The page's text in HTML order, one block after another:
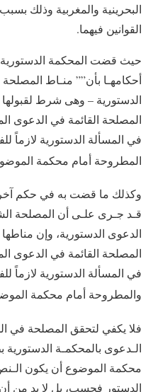
البحرينية والمغربية وذلك
القوانين فيهما.
حيث قضت المحكمة الدستورية
أحكامهـا بأن”” منـاط
الدستورية – وهى شرط لقبولها
المصلحة القائمة في الدعوى
في المسألة الدستورية لازماً
المطروحة أمام محكمة
وكذلك ما قضت به في حكم آخر
قـد جـرى علـى أن المصلحة
الدعوى الدستورية، وإن مناطها
المصلحة القائمة في الدعوى
في المسألة الدستورية لازماً
والمطروحة أمام محكمة
فلا يكفي لتحقق المصلحة في
الـدعوى بالمحكمـة
محكمة الموضوع أن يكون
الدستور فحسب، بل لا بد من